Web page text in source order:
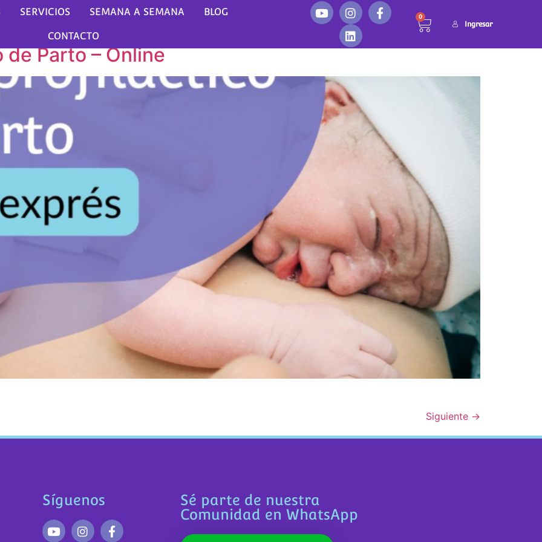
SERVICIOS SEMANA A SEMANA BLOG
CONTACTO
0
Ingresar
Planes Acompañamiento
Parto – Online
Siguiente →
Síguenos
Sé parte de nuestra
Comunidad en WhatsApp